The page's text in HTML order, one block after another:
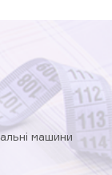
машини